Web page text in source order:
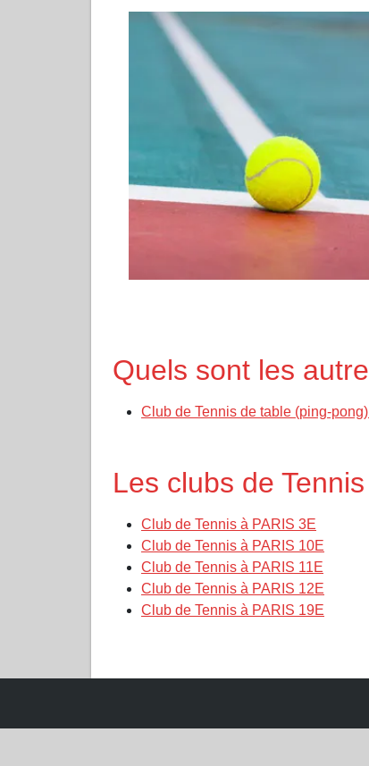
Quels sont les
Club de Tennis de table (ping-
Les clubs de
Club de Tennis à PARIS 3E
Club de Tennis à PARIS 10E
Club de Tennis à PARIS 11E
Club de Tennis à PARIS 12E
Club de Tennis à PARIS 19E